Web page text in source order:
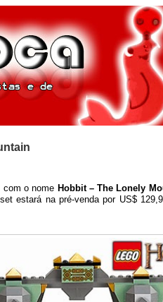
com o nome Hobbit – The Lonely
estará na pré-venda por US$